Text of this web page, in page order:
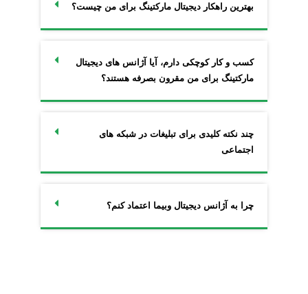
بهترین راهکار دیجیتال مارکتینگ برای من چیست؟
کسب و کار کوچکی دارم، آیا آژانس های دیجیتال
مارکتینگ برای من مقرون بصرفه هستند؟
چند نکته کلیدی برای تبلیغات در شبکه های
اجتماعی
چرا به آژانس دیجیتال وبیما اعتماد کنم؟